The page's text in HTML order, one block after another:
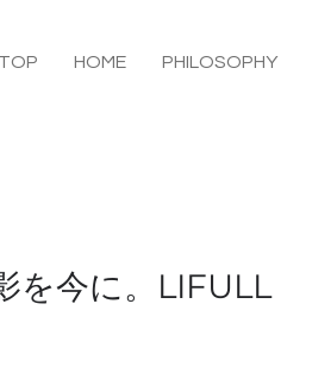
TOP HOME PHILOSOPHY
を今に。LIFULL